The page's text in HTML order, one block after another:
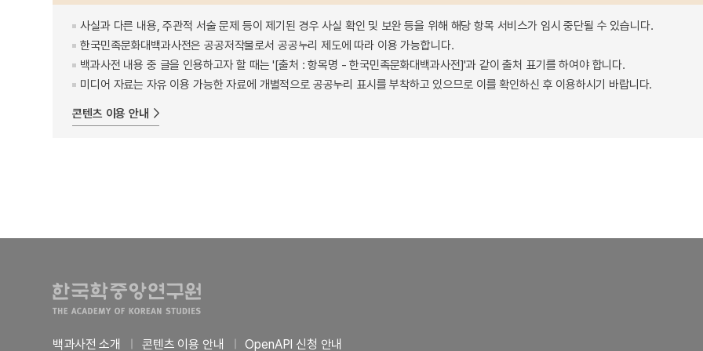
사실과 다른 내용, 주관적 서술 문제 등이 제기된 경우 사실 확인 및 보완 등을 위해 해당 항목 서비스가 임시 중단될 수 있습니다.
한국민족문화대백과사전은 공공저작물로서 공공누리 제도에 따라 이용 가능합니다.
백과사전 내용 중 글을 인용하고자 할 때는 '[출처 : 항목명 - 한국민족문화대백과사전]'과 같이 출처 표기를 하여야 합니다.
미디어 자료는 자유 이용 가능한 자료에 개별적으로 공공누리 표시를 부착하고 있으므로 이를 확인하신 후 이용하시기 바랍니다.
콘텐츠 이용 안내
백과사전 소개 콘텐츠 이용 안내 OpenAPI 신청 안내